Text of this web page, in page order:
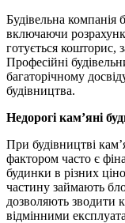
Будівельна компанія
включаючи
готується кошторис,
Професійні
багаторічному
будівництва.
Недорогі кам’яні
При будівництві
фактором часто є
будинки в різних
частину займають
дозволяють зводити
відмінними